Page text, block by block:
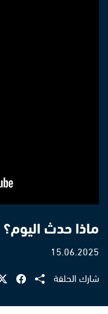
ماذا حدث اليوم؟
15.06.2025
شارك الحلقة